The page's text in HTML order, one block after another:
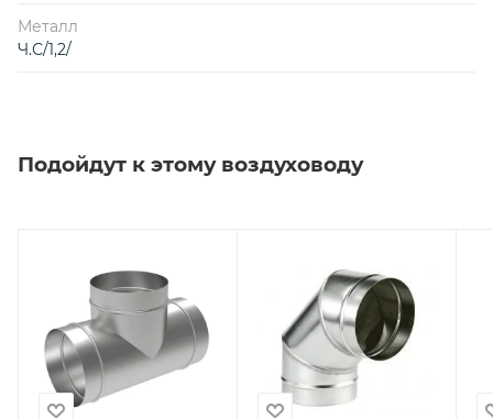
Металл
Ч.С/1,2/
Подойдут к этому воздуховоду